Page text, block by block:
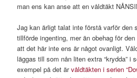
man ens kan anse att en våldtäkt
Jag kan ärligt talat inte förstå varför den
tillförde ingenting, mer än obehag för
att det här inte ens är något ovanligt.
läggas till som nån liten extra “krydda” i
exempel på det ärvåldtäkten i serien